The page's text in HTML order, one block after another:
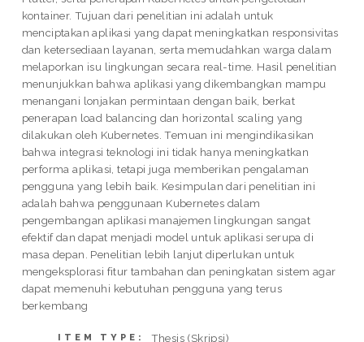
kontainer. Tujuan dari penelitian ini adalah untuk
menciptakan aplikasi yang dapat meningkatkan responsivitas
dan ketersediaan layanan, serta memudahkan warga dalam
melaporkan isu lingkungan secara real-time. Hasil penelitian
menunjukkan bahwa aplikasi yang dikembangkan mampu
menangani lonjakan permintaan dengan baik, berkat
penerapan load balancing dan horizontal scaling yang
dilakukan oleh Kubernetes. Temuan ini mengindikasikan
bahwa integrasi teknologi ini tidak hanya meningkatkan
performa aplikasi, tetapi juga memberikan pengalaman
pengguna yang lebih baik. Kesimpulan dari penelitian ini
adalah bahwa penggunaan Kubernetes dalam
pengembangan aplikasi manajemen lingkungan sangat
efektif dan dapat menjadi model untuk aplikasi serupa di
masa depan. Penelitian lebih lanjut diperlukan untuk
mengeksplorasi fitur tambahan dan peningkatan sistem agar
dapat memenuhi kebutuhan pengguna yang terus
berkembang
ITEM TYPE: Thesis (Skripsi)